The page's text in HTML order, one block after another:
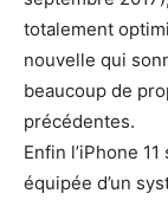
totalement
nouvelle qui
beaucoup de
précédentes.
Enfin l’iPhone
équipée d’un